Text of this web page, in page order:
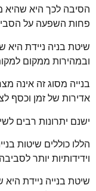
הסיבה לכך היא שהיא
פחות השפעה על
שיטת בניה ניידת היא
ובמהירות ממקום
בנייה מסוג זה אינה
אדירות של זמן וכסף
ישנם יתרונות רבים
הללו כוללים שיטות
וידידותיות יותר
שיטת בנייה ניידת